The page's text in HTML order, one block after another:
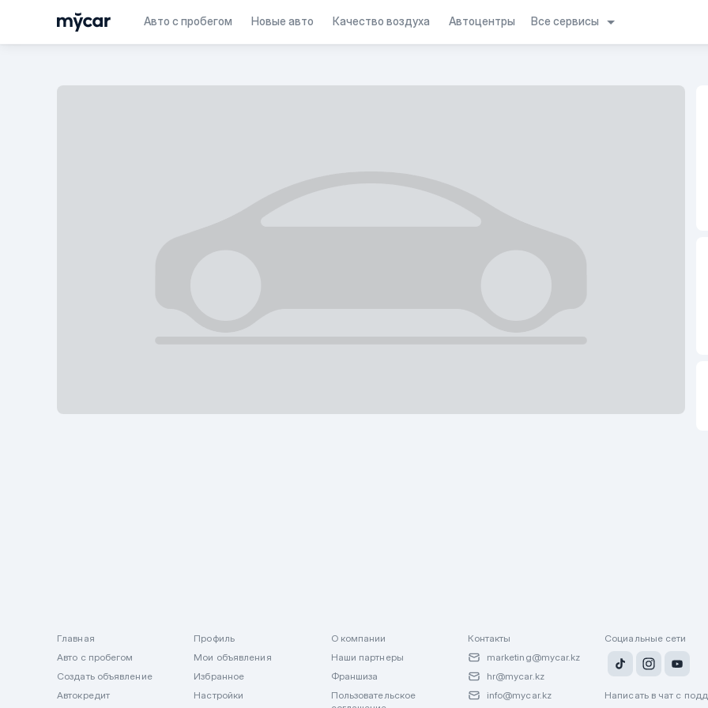
Авто с пробегом Новые авто Качество воздуха Автоцентры Все сервисы
Главная
Авто с пробегом
Создать объявление
Автокредит
Профиль
Мои объявления
Избранное
Настройки
О компании
Наши партнеры
Франшиза
Пользовательское
Контакты
marketing@mycar.kz
hr@mycar.kz
info@mycar.kz
Социальные сети
Написать в чат с